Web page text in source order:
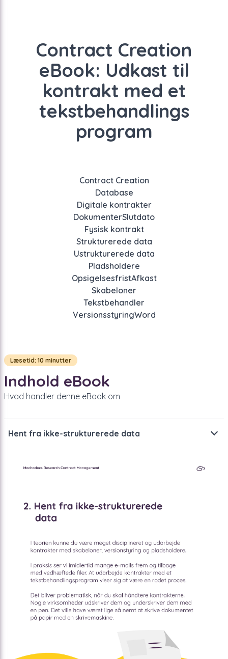
Contract Creation
eBook: Udkast til
kontrakt med et
tekstbehandlings
program
Contract Creation
Database
Digitale kontrakter
DokumenterSlutdato
Fysisk kontrakt
Strukturerede data
Ustrukturerede data
Pladsholdere
OpsigelsesfristAfkast
Skabeloner
Tekstbehandler
VersionsstyringWord
Læsetid: 10 minutter
Indhold eBook
Hvad handler denne eBook om
Hent fra ikke-strukturerede data